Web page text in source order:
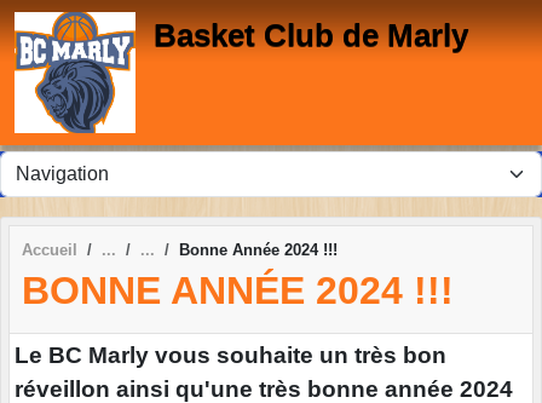
Basket Club de Marly
Accueil Bonne Année 2024 !!!
BONNE ANNÉE 2024 !!!
Le BC Marly vous souhaite un très bon
réveillon ainsi qu'une très bonne année 2024
Panneau de gestion des cookies